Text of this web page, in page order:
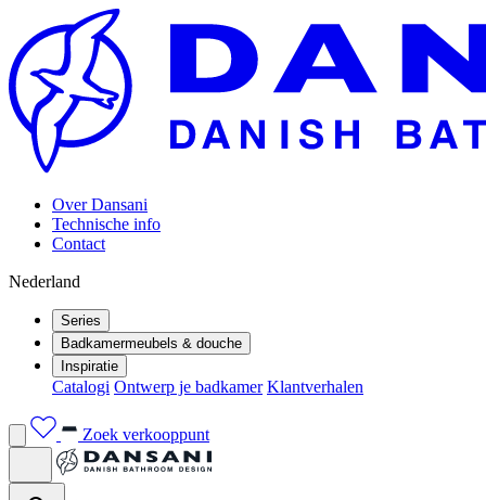
Over Dansani
Technische info
Contact
Nederland
Series
Badkamermeubels & douche
Inspiratie
Catalogi Ontwerp je badkamer Klantverhalen
Zoek verkooppunt